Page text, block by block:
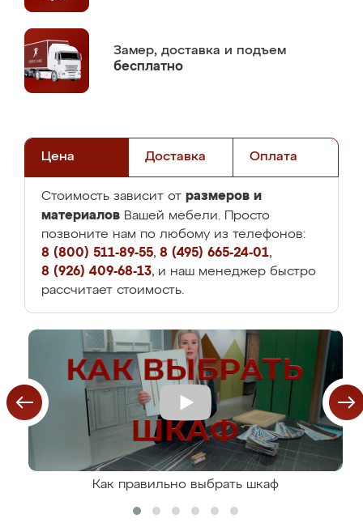
Замер, доставка и подъем
бесплатно
Цена Доставка Оплата
Стоимость зависит от размеров и
материалов Вашей мебели. Просто
позвоните нам по любому из телефонов:
8 (800) 511-89-55, 8 (495) 665-24-01,
8 (926) 409-68-13, и наш менеджер быстро
рассчитает стоимость.
Как правильно выбрать шкаф